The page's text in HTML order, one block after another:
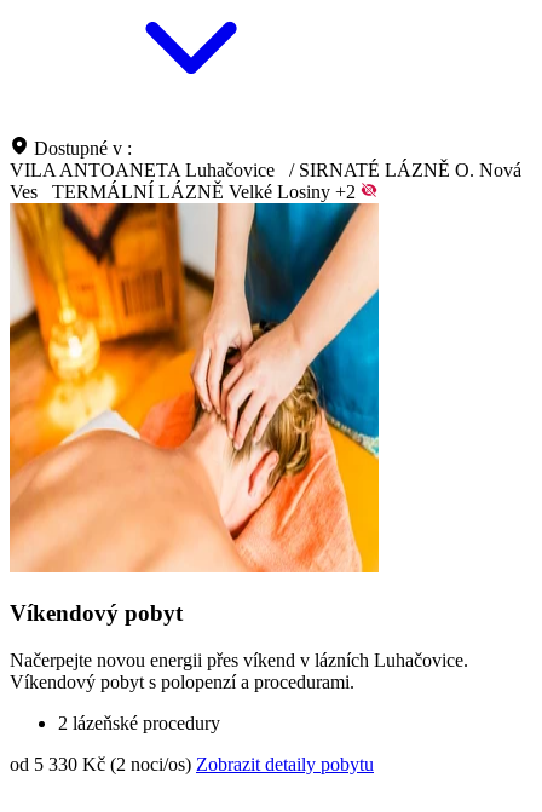
Dostupné v :
VILA ANTOANETA Luhačovice
/ SIRNATÉ LÁZNĚ O. Nová
Ves
TERMÁLNÍ LÁZNĚ Velké Losiny +2
Víkendový pobyt
Načerpejte novou energii přes víkend v lázních Luhačovice.
Víkendový pobyt s polopenzí a procedurami.
2 lázeňské procedury
od 5 330 Kč (2 noci/os) Zobrazit detaily pobytu